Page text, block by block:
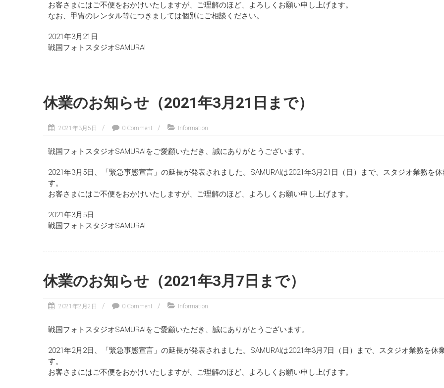
お客さまにはご不便をおかけいたしますが、ご理解のほど、よろしくお願い申し上げます。
なお、甲冑のレンタル等につきましては個別にご相談ください。
2021年3月21日
戦国フォトスタジオSAMURAI
休業のお知らせ（2021年3月21日まで）
2021年3月5日 0 Comment Information
戦国フォトスタジオSAMURAIをご愛顧いただき、誠にありがとうございます。
2021年3月5日、「緊急事態宣言」の延長が発表されました。SAMURAIは2021年3月21日（日）まで、スタジオ業務を休
す。
お客さまにはご不便をおかけいたしますが、ご理解のほど、よろしくお願い申し上げます。
2021年3月5日
戦国フォトスタジオSAMURAI
休業のお知らせ（2021年3月7日まで）
2021年2月2日 0 Comment Information
戦国フォトスタジオSAMURAIをご愛顧いただき、誠にありがとうございます。
2021年2月2日、「緊急事態宣言」の延長が発表されました。SAMURAIは2021年3月7日（日）まで、スタジオ業務を休
す。
お客さまにはご不便をおかけいたしますが、ご理解のほど、よろしくお願い申し上げます。